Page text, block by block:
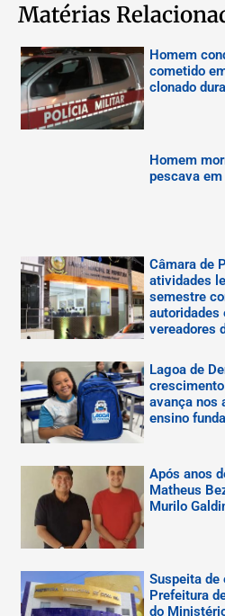
Matérias
Homem
cometido
clonado
Homem
pescava
Câmara de
atividades
semestre
autoridades
vereadores
Lagoa de
avança nos
ensino
Após anos
Matheus
Murilo
Suspeita de
Prefeitura
do